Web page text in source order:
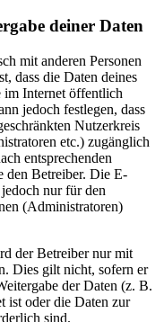
deiner Daten
mit anderen Personen
dass die Daten deines
im Internet öffentlich
jedoch festlegen, dass
Nutzerkreis
etc.) zugänglich
entsprechenden
den Betreiber. Die E-
nur für den
(Administratoren)
der Betreiber nur mit
Dies gilt nicht, sofern er
der Daten (z. B.
ist oder die Daten zur
sind.